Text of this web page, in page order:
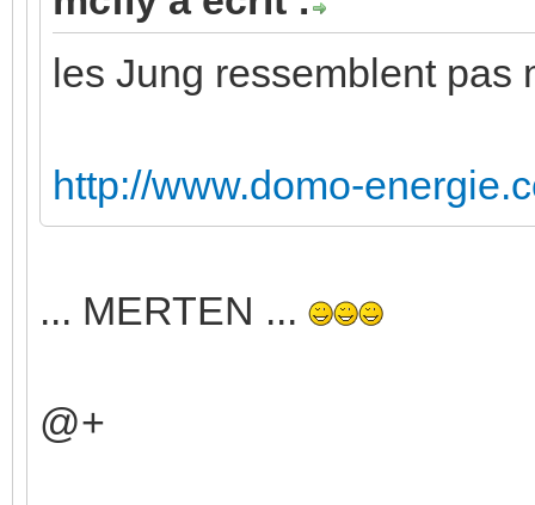
les Jung ressemblent pas
http://www.domo-
... MERTEN ...
@+